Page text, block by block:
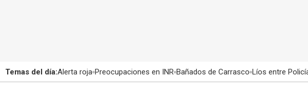
Temas del día:Alerta roja Preocupaciones en INR Bañados de Carrasco Líos entre